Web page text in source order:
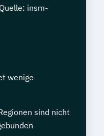
insm-
wenige
sind nicht